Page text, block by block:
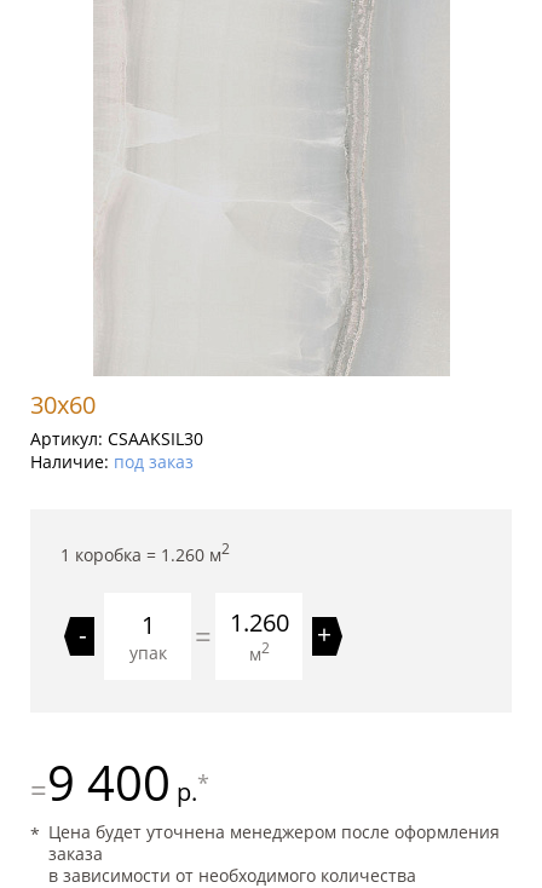
30x60
Артикул: CSAAKSIL30
Наличие: под заказ
1 коробка = 1.260 м2
-
упак = 1.260
м2 +
=9 400 р.*
Цена будет уточнена менеджером после оформления
заказа
в зависимости от необходимого количества